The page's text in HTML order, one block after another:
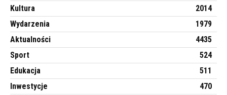
Kultura
2014
Wydarzenia
1979
Aktualności
4435
Sport
524
Edukacja
511
Inwestycje
470